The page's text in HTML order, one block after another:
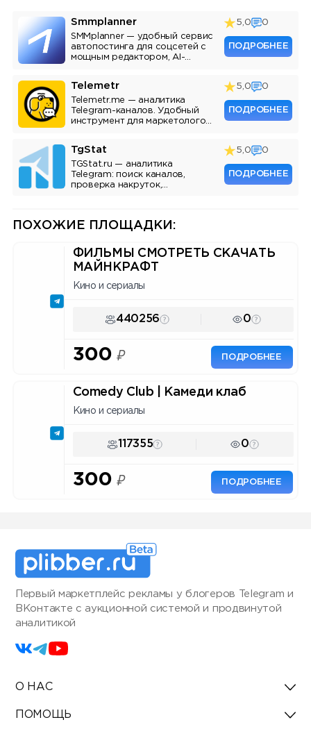
Smmplanner
SMMplanner — удобный сервис
автопостинга для соцсетей с
мощным редактором, AI-
5,0 0
ПОДРОБНЕЕ
Telemetr
Telemetr.me — аналитика
Telegram-каналов. Удобный
инструмент для маркетологов,
5,0 0
ПОДРОБНЕЕ
TgStat
TGStat.ru — аналитика
Telegram: поиск каналов,
проверка накруток,
5,0 0
ПОДРОБНЕЕ
ПОХОЖИЕ ПЛОЩАДКИ:
ФИЛЬМЫ СМОТРЕТЬ СКАЧАТЬ
МАЙНКРАФТ
Кино и сериалы
440256 0
300 ₽ ПОДРОБНЕЕ
Comedy Club | Камеди клаб
Кино и сериалы
117355 0
300 ₽ ПОДРОБНЕЕ
Первый маркетплейс рекламы у блогеров Telegram и
ВКонтакте с аукционной системой и продвинутой
аналитикой
О НАС
ПОМОЩЬ